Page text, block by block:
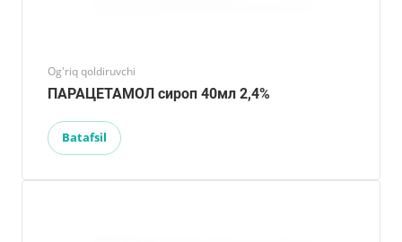
Og'riq qoldiruvchi
ПАРАЦЕТАМОЛ сироп 40мл 2,4%
Batafsil